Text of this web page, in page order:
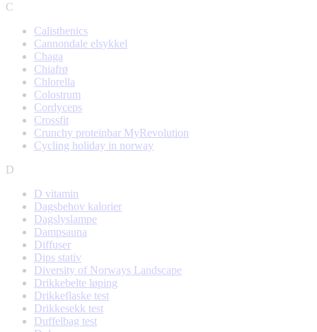
C
Calisthenics
Cannondale elsykkel
Chaga
Chiafrø
Chlorella
Colostrum
Cordyceps
Crossfit
Crunchy proteinbar MyRevolution
Cycling holiday in norway
D
D vitamin
Dagsbehov kalorier
Dagslyslampe
Dampsauna
Diffuser
Dips stativ
Diversity of Norways Landscape
Drikkebelte løping
Drikkeflaske test
Drikkesekk test
Duffelbag test